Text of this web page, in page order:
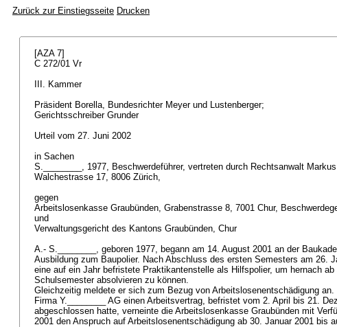
Zurück zur Einstiegsseite Drucken
[AZA 7]
C 272/01 Vr
III. Kammer
Präsident Borella, Bundesrichter Meyer und Lustenberger;
Gerichtsschreiber Grunder
Urteil vom 27. Juni 2002
in Sachen
S.________, 1977, Beschwerdeführer, vertreten durch Rechtsanwalt
Walchestrasse 17, 8006 Zürich,
gegen
Arbeitslosenkasse Graubünden, Grabenstrasse 8, 7001 Chur,
und
Verwaltungsgericht des Kantons Graubünden, Chur
A.- S.________, geboren 1977, begann am 14. August 2001 an der
Ausbildung zum Baupolier. Nach Abschluss des ersten Semesters am 26.
eine auf ein Jahr befristete Praktikantenstelle als Hilfspolier, um hernach
Schulsemester absolvieren zu können.
Gleichzeitig meldete er sich zum Bezug von Arbeitslosenentschädigung
Firma Y.________ AG einen Arbeitsvertrag, befristet vom 2. April bis 21.
abgeschlossen hatte, verneinte die Arbeitslosenkasse Graubünden mit
2001 den Anspruch auf Arbeitslosenentschädigung ab 30. Januar 2001 bis